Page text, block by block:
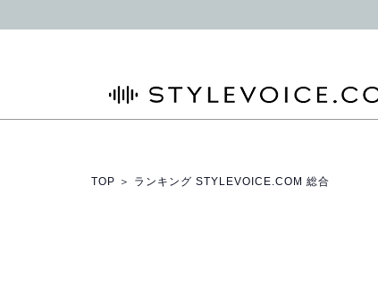
TOP ＞ ランキング STYLEVOICE.COM 総合